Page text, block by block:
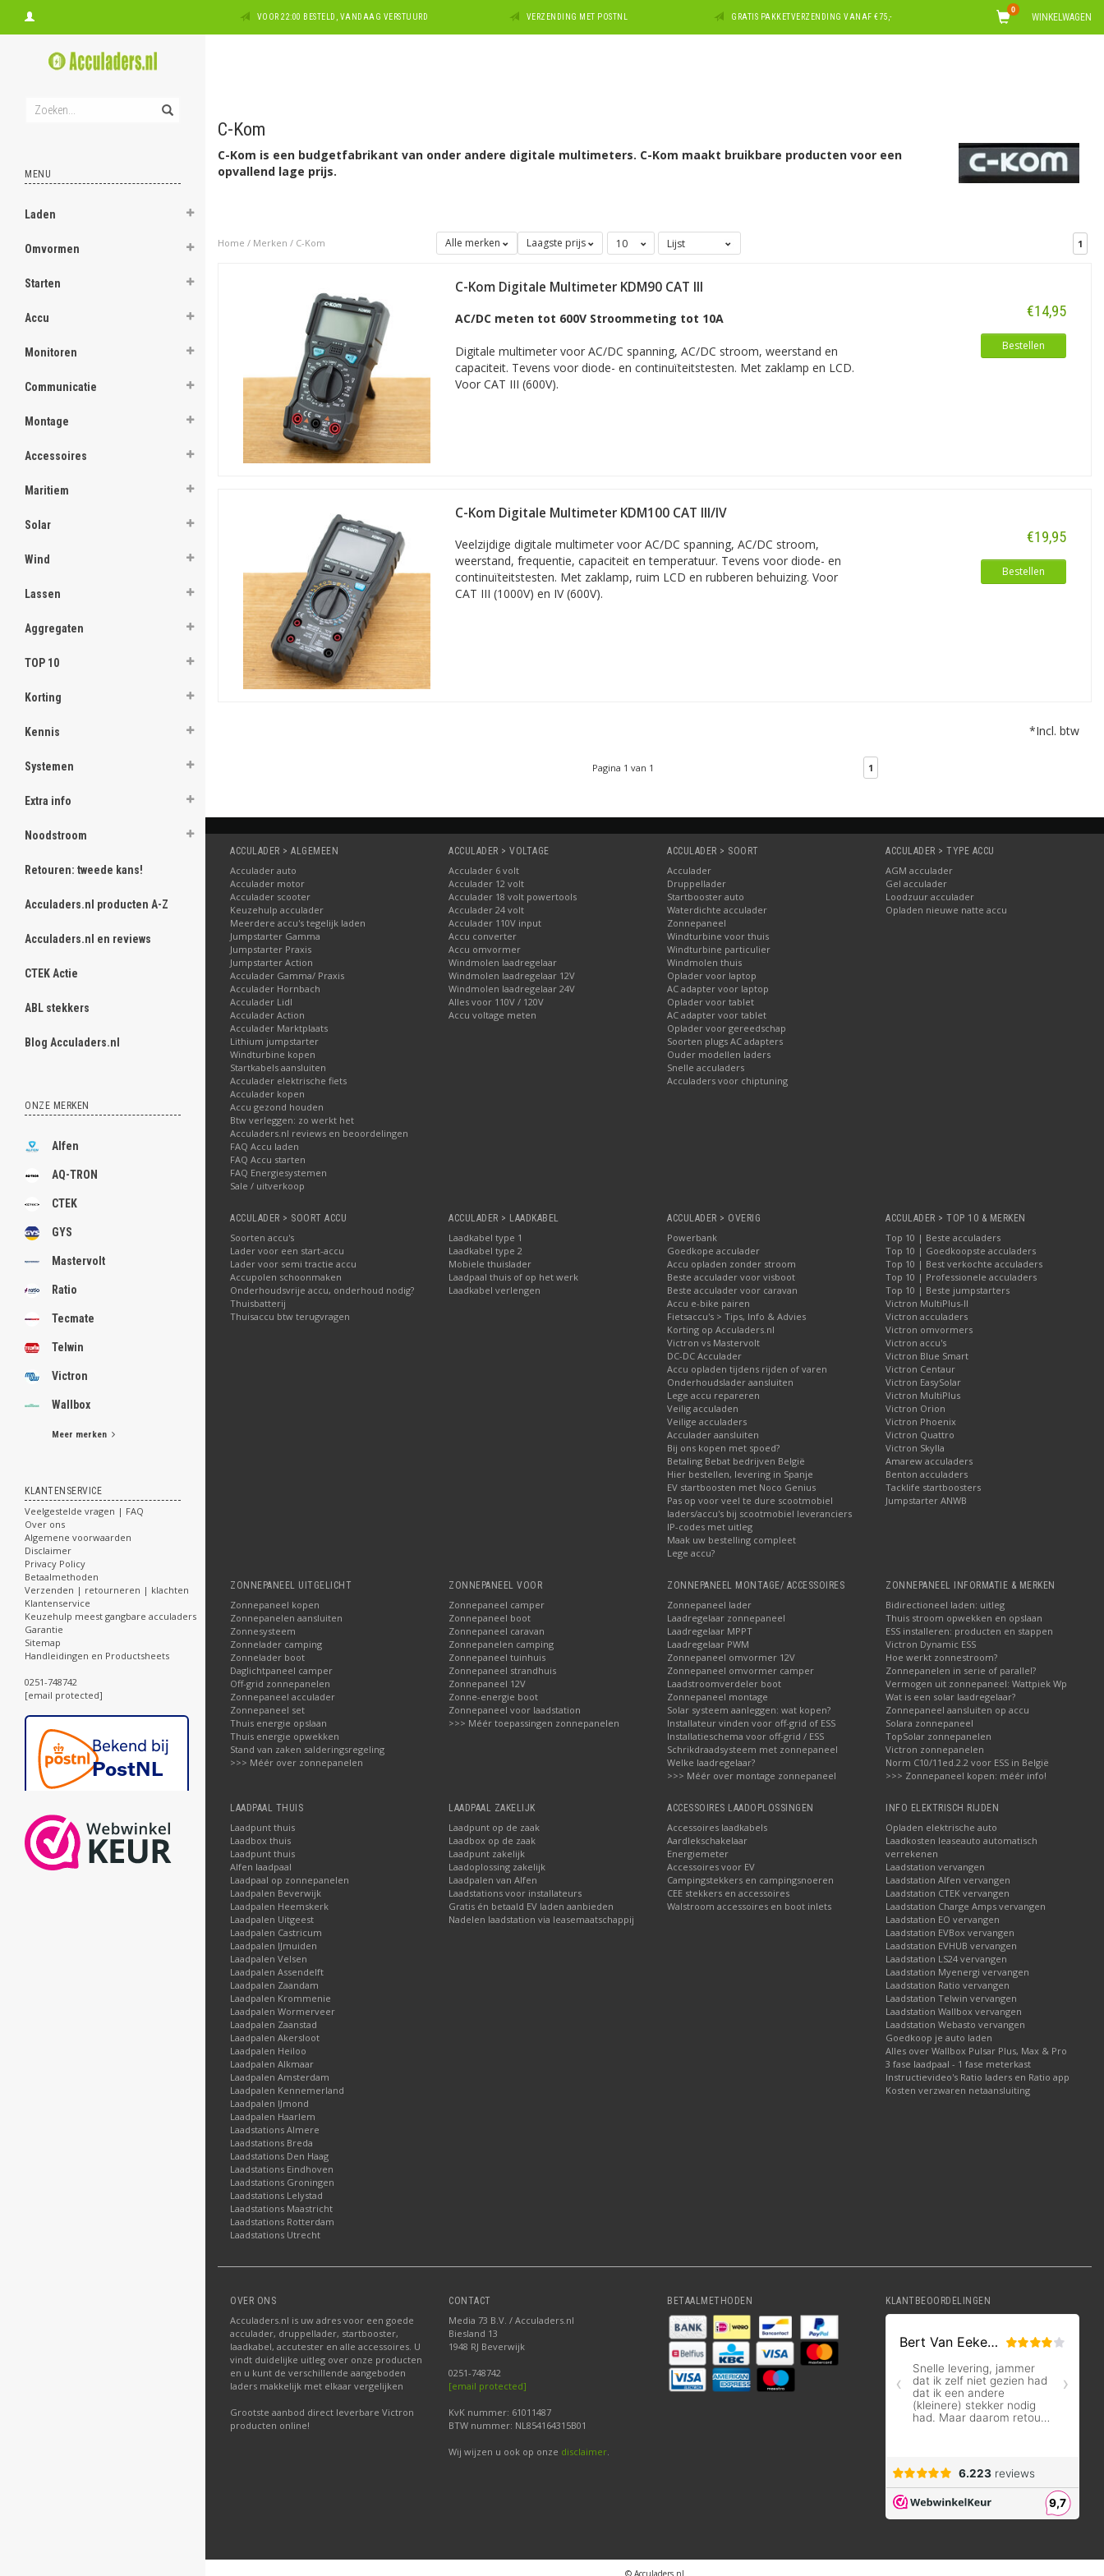
VOOR 22:00 BESTELD, VANDAAG VERSTUURD VERZENDING MET POSTNL GRATIS PAKKETVERZENDING VANAF €75,- WINKELWAGEN
0
MENU
Laden
Omvormen
Starten
Accu
Monitoren
Communicatie
Montage
Accessoires
Maritiem
Solar
Wind
Lassen
Aggregaten
TOP 10
Korting
Kennis
Systemen
Extra info
Noodstroom
Retouren: tweede kans!
Acculaders.nl producten A-Z
Acculaders.nl en reviews
CTEK Actie
ABL stekkers
Blog Acculaders.nl
ONZE MERKEN
Alfen
AQ-TRON
CTEK
GYS
Mastervolt
Ratio
Tecmate
Telwin
Victron
Wallbox
Meer merken
KLANTENSERVICE
Veelgestelde vragen | FAQ
Over ons
Algemene voorwaarden
Disclaimer
Privacy Policy
Betaalmethoden
Verzenden | retourneren | klachten
Klantenservice
Keuzehulp meest gangbare acculaders
Garantie
Sitemap
Handleidingen en Productsheets
0251-748742
[email protected]
C-Kom
C-Kom is een budgetfabrikant van onder andere digitale multimeters. C-Kom maakt bruikbare producten voor een
opvallend lage prijs.
Home / Merken / C-Kom Alle merken Laagste prijs 1
C-Kom Digitale Multimeter KDM90 CAT III
AC/DC meten tot 600V Stroommeting tot 10A
Digitale multimeter voor AC/DC spanning, AC/DC stroom, weerstand en
capaciteit. Tevens voor diode- en continuïteitstesten. Met zaklamp en LCD.
Voor CAT III (600V).
€14,95
Bestellen
C-Kom Digitale Multimeter KDM100 CAT III/IV
Veelzijdige digitale multimeter voor AC/DC spanning, AC/DC stroom,
weerstand, frequentie, capaciteit en temperatuur. Tevens voor diode- en
continuïteitstesten. Met zaklamp, ruim LCD en rubberen behuizing. Voor
CAT III (1000V) en IV (600V).
€19,95
Bestellen
*Incl. btw
Pagina 1 van 1 1
ACCULADER > ALGEMEEN
Acculader auto
Acculader motor
Acculader scooter
Keuzehulp acculader
Meerdere accu's tegelijk laden
Jumpstarter Gamma
Jumpstarter Praxis
Jumpstarter Action
Acculader Gamma/ Praxis
Acculader Hornbach
Acculader Lidl
Acculader Action
Acculader Marktplaats
Lithium jumpstarter
Windturbine kopen
Startkabels aansluiten
Acculader elektrische fiets
Acculader kopen
Accu gezond houden
Btw verleggen: zo werkt het
Acculaders.nl reviews en beoordelingen
FAQ Accu laden
FAQ Accu starten
FAQ Energiesystemen
Sale / uitverkoop
ACCULADER > VOLTAGE
Acculader 6 volt
Acculader 12 volt
Acculader 18 volt powertools
Acculader 24 volt
Acculader 110V input
Accu converter
Accu omvormer
Windmolen laadregelaar
Windmolen laadregelaar 12V
Windmolen laadregelaar 24V
Alles voor 110V / 120V
Accu voltage meten
ACCULADER > SOORT
Acculader
Druppellader
Startbooster auto
Waterdichte acculader
Zonnepaneel
Windturbine voor thuis
Windturbine particulier
Windmolen thuis
Oplader voor laptop
AC adapter voor laptop
Oplader voor tablet
AC adapter voor tablet
Oplader voor gereedschap
Soorten plugs AC adapters
Ouder modellen laders
Snelle acculaders
Acculaders voor chiptuning
ACCULADER > TYPE ACCU
AGM acculader
Gel acculader
Loodzuur acculader
Opladen nieuwe natte accu
ACCULADER > SOORT ACCU
Soorten accu's
Lader voor een start-accu
Lader voor semi tractie accu
Accupolen schoonmaken
Onderhoudsvrije accu, onderhoud nodig?
Thuisbatterij
Thuisaccu btw terugvragen
ACCULADER > LAADKABEL
Laadkabel type 1
Laadkabel type 2
Mobiele thuislader
Laadpaal thuis of op het werk
Laadkabel verlengen
ACCULADER > OVERIG
Powerbank
Goedkope acculader
Accu opladen zonder stroom
Beste acculader voor visboot
Beste acculader voor caravan
Accu e-bike pairen
Fietsaccu's > Tips, Info & Advies
Korting op Acculaders.nl
Victron vs Mastervolt
DC-DC Acculader
Accu opladen tijdens rijden of varen
Onderhoudslader aansluiten
Lege accu repareren
Veilig acculaden
Veilige acculaders
Acculader aansluiten
Bij ons kopen met spoed?
Betaling Bebat bedrijven België
Hier bestellen, levering in Spanje
EV startboosten met Noco Genius
Pas op voor veel te dure scootmobiel
laders/accu's bij scootmobiel leveranciers
IP-codes met uitleg
Maak uw bestelling compleet
Lege accu?
ACCULADER > TOP 10 & MERKEN
Top 10 | Beste acculaders
Top 10 | Goedkoopste acculaders
Top 10 | Best verkochte acculaders
Top 10 | Professionele acculaders
Top 10 | Beste jumpstarters
Victron MultiPlus-II
Victron acculaders
Victron omvormers
Victron accu's
Victron Blue Smart
Victron Centaur
Victron EasySolar
Victron MultiPlus
Victron Orion
Victron Phoenix
Victron Quattro
Victron Skylla
Amarew acculaders
Benton acculaders
Tacklife startboosters
Jumpstarter ANWB
ZONNEPANEEL UITGELICHT
Zonnepaneel kopen
Zonnepanelen aansluiten
Zonnesysteem
Zonnelader camping
Zonnelader boot
Daglichtpaneel camper
Off-grid zonnepanelen
Zonnepaneel acculader
Zonnepaneel set
Thuis energie opslaan
Thuis energie opwekken
Stand van zaken salderingsregeling
>>> Méér over zonnepanelen
ZONNEPANEEL VOOR
Zonnepaneel camper
Zonnepaneel boot
Zonnepaneel caravan
Zonnepanelen camping
Zonnepaneel tuinhuis
Zonnepaneel strandhuis
Zonnepaneel 12V
Zonne-energie boot
Zonnepaneel voor laadstation
>>> Méér toepassingen zonnepanelen
ZONNEPANEEL MONTAGE/ ACCESSOIRES
Zonnepaneel lader
Laadregelaar zonnepaneel
Laadregelaar MPPT
Laadregelaar PWM
Zonnepaneel omvormer 12V
Zonnepaneel omvormer camper
Laadstroomverdeler boot
Zonnepaneel montage
Solar systeem aanleggen: wat kopen?
Installateur vinden voor off-grid of ESS
Installatieschema voor off-grid / ESS
Schrikdraadsysteem met zonnepaneel
Welke laadregelaar?
>>> Méér over montage zonnepaneel
ZONNEPANEEL INFORMATIE & MERKEN
Bidirectioneel laden: uitleg
Thuis stroom opwekken en opslaan
ESS installeren: producten en stappen
Victron Dynamic ESS
Hoe werkt zonnestroom?
Zonnepanelen in serie of parallel?
Vermogen uit zonnepaneel: Wattpiek Wp
Wat is een solar laadregelaar?
Zonnepaneel aansluiten op accu
Solara zonnepaneel
TopSolar zonnepanelen
Victron zonnepanelen
Norm C10/11ed.2.2 voor ESS in België
>>> Zonnepaneel kopen: méér info!
LAADPAAL THUIS
Laadpunt thuis
Laadbox thuis
Laadpunt thuis
Alfen laadpaal
Laadpaal op zonnepanelen
Laadpalen Beverwijk
Laadpalen Heemskerk
Laadpalen Uitgeest
Laadpalen Castricum
Laadpalen IJmuiden
Laadpalen Velsen
Laadpalen Assendelft
Laadpalen Zaandam
Laadpalen Krommenie
Laadpalen Wormerveer
Laadpalen Zaanstad
Laadpalen Akersloot
Laadpalen Heiloo
Laadpalen Alkmaar
Laadpalen Amsterdam
Laadpalen Kennemerland
Laadpalen IJmond
Laadpalen Haarlem
Laadstations Almere
Laadstations Breda
Laadstations Den Haag
Laadstations Eindhoven
Laadstations Groningen
Laadstations Lelystad
Laadstations Maastricht
Laadstations Rotterdam
Laadstations Utrecht
LAADPAAL ZAKELIJK
Laadpunt op de zaak
Laadbox op de zaak
Laadpunt zakelijk
Laadoplossing zakelijk
Laadpalen van Alfen
Laadstations voor installateurs
Gratis én betaald EV laden aanbieden
Nadelen laadstation via leasemaatschappij
ACCESSOIRES LAADOPLOSSINGEN
Accessoires laadkabels
Aardlekschakelaar
Energiemeter
Accessoires voor EV
Campingstekkers en campingsnoeren
CEE stekkers en accessoires
Walstroom accessoires en boot inlets
INFO ELEKTRISCH RIJDEN
Opladen elektrische auto
Laadkosten leaseauto automatisch
verrekenen
Laadstation vervangen
Laadstation Alfen vervangen
Laadstation CTEK vervangen
Laadstation Charge Amps vervangen
Laadstation EO vervangen
Laadstation EVBox vervangen
Laadstation EVHUB vervangen
Laadstation LS24 vervangen
Laadstation Myenergi vervangen
Laadstation Ratio vervangen
Laadstation Telwin vervangen
Laadstation Wallbox vervangen
Laadstation Webasto vervangen
Goedkoop je auto laden
Alles over Wallbox Pulsar Plus, Max & Pro
3 fase laadpaal - 1 fase meterkast
Instructievideo's Ratio laders en Ratio app
Kosten verzwaren netaansluiting
OVER ONS
Acculaders.nl is uw adres voor een goede
acculader, druppellader, startbooster,
laadkabel, accutester en alle accessoires. U
vindt duidelijke uitleg over onze producten
en u kunt de verschillende aangeboden
laders makkelijk met elkaar vergelijken
Grootste aanbod direct leverbare Victron
producten online!
CONTACT
Media 73 B.V. / Acculaders.nl
Biesland 13
1948 RJ Beverwijk
0251-748742
[email protected]
KvK nummer: 61011487
BTW nummer: NL854164315B01
Wij wijzen u ook op onze disclaimer.
BETAALMETHODEN KLANTBEOORDELINGEN